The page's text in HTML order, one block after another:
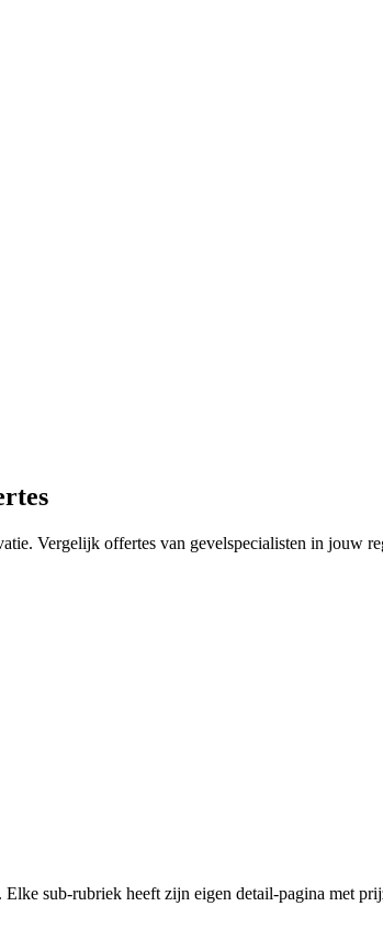
Vergelijk offertes van gevelspecialisten in jouw
sub-rubriek heeft zijn eigen detail-pagina met